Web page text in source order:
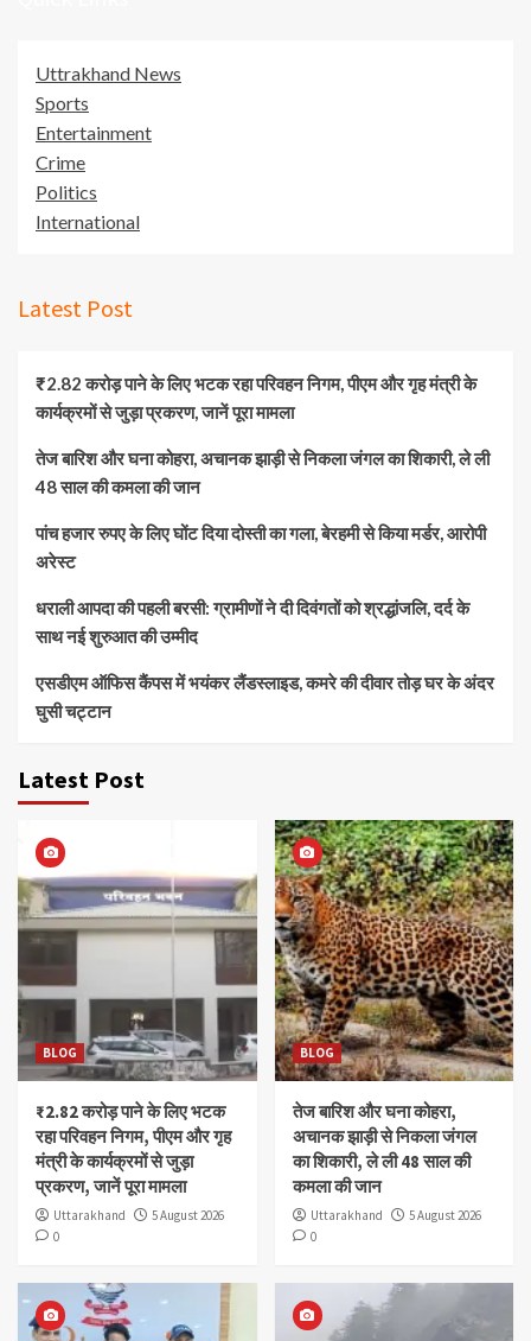
Uttrakhand News
Sports
Entertainment
Crime
Politics
International
Latest Post
₹2.82 करोड़ पाने के लिए भटक रहा परिवहन निगम, पीएम और गृह मंत्री के
कार्यक्रमों से जुड़ा प्रकरण, जानें पूरा मामला
तेज बारिश और घना कोहरा, अचानक झाड़ी से निकला जंगल का शिकारी, ले ली
48 साल की कमला की जान
पांच हजार रुपए के लिए घोंट दिया दोस्ती का गला, बेरहमी से किया मर्डर, आरोपी
अरेस्ट
धराली आपदा की पहली बरसी: ग्रामीणों ने दी दिवंगतों को श्रद्धांजलि, दर्द के
साथ नई शुरुआत की उम्मीद
एसडीएम ऑफिस कैंपस में भयंकर लैंडस्लाइड, कमरे की दीवार तोड़ घर के अंदर
घुसी चट्टान
Latest Post
BLOG
₹2.82 करोड़ पाने के लिए भटक
रहा परिवहन निगम, पीएम और गृह
मंत्री के कार्यक्रमों से जुड़ा
प्रकरण, जानें पूरा मामला
Uttarakhand
5 August 2026
0
BLOG
तेज बारिश और घना कोहरा,
अचानक झाड़ी से निकला जंगल
का शिकारी, ले ली 48 साल की
कमला की जान
Uttarakhand
5 August 2026
0